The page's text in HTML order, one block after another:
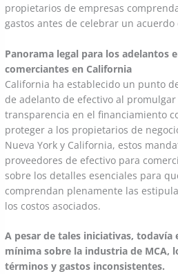
propietarios de empresas
gastos antes de celebrar un
Panorama legal para los adelantos
comerciantes en California
California ha establecido un punto
de adelanto de efectivo al
transparencia en el financiamiento
proteger a los propietarios de
Nueva York y California, estos
proveedores de efectivo para
sobre los detalles esenciales para
comprendan plenamente las
los costos asociados.
A pesar de tales iniciativas, todavía
mínima sobre la industria de MCA,
términos y gastos inconsistentes.